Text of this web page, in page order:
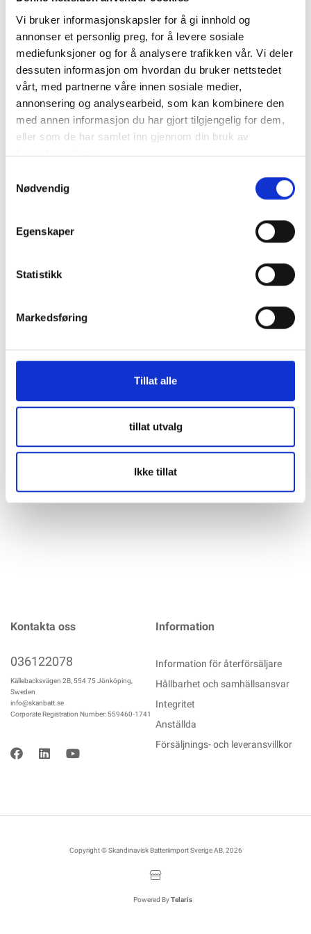
Vi bruker informasjonskapsler for å gi innhold og
annonser et personlig preg, for å levere sosiale
mediefunksjoner og for å analysere trafikken vår. Vi deler
dessuten informasjon om hvordan du bruker nettstedet
vårt, med partnerne våre innen sosiale medier,
annonsering og analysearbeid, som kan kombinere den
med annen informasjon du har gjort tilgjengelig for dem,
eller som de har samlet inn gjennom din bruk av
tjenestene deres.
Nødvendig
Egenskaper
Statistikk
Markedsføring
Tillat alle
tillat utvalg
Ikke tillat
SKANBATT HEAT Lithium Batteri 24V 50AH 50BMS -
BLUETOOTH och VÄRME Type: LITH-HEAT2450B50
Varumärket Skanbatt lanserar n.. mer info
Beskrivning
BLUETOOTH och VÄRME Type: LITH-HEAT2450B50
Varumärket Skanbatt lanserar nu en helt ny serie
värmefolie om man så vill. Detta kommer att värma upp
cellerna så att "utmaningarna" med
Kontakta oss
036122078
Källebacksvägen 2B, 554 75 Jönköping,
Sweden
info@skanbatt.se
Corporate Registration Number: 559460-1741
Information
Information för återförsäljare
Hållbarhet och samhällsansvar
Integritet
Anställda
Försäljnings- och leveransvillkor
Copyright © Skandinavisk Batteriimport Sverige AB, 2026
Powered ByTelaris